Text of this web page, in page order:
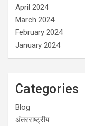
April 2024
March 2024
February 2024
January 2024
Categories
Blog
अंतरराष्ट्रीय